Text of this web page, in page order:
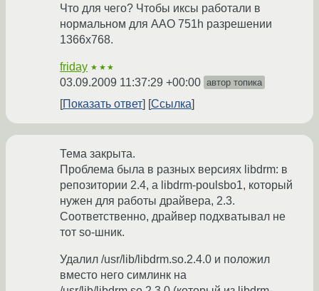
Что для чего? Чтобы иксы работали в
нормальном для AAO 751h разрешении
1366x768.
friday ★★★
03.09.2009 11:37:29 +00:00 автор топика
Показать ответ Ссылка
Тема закрыта.
Проблема была в разных версиях libdrm: в
репозитории 2.4, а libdrm-poulsbo1, который
нужен для работы драйвера, 2.3.
Соответственно, драйвер подхватывал не
тот so-шник.
Удалил /usr/lib/libdrm.so.2.4.0 и положил
вместо него симлинк на